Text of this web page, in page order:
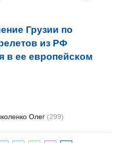
Грузии по
из РФ
в ее европейском
Олег (299)